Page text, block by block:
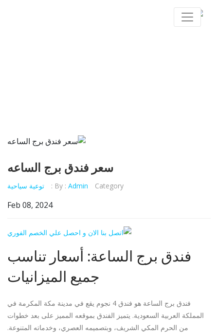
سعر فندق برج الساعه
By : Admin Category : توعية سياحية
Feb 08, 2024
فندق برج الساعة: أسعار تناسب
جميع الميزانيات
فندق برج الساعة
هو فندق 4 نجوم يقع في مدينة مكة المكرمة في
المملكة العربية السعودية. يتميز الفندق بموقعه المميز على بعد خطوات
من الحرم المكي الشريف، وبتصميمه العصري، وخدماته المتنوعة.